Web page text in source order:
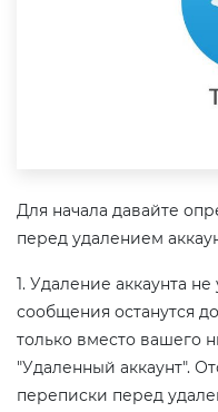
Для начала давайте
перед удалением
1. Удаление аккаунта
сообщения останутся
только вместо вашего
"Удаленный аккаунт".
переписки перед